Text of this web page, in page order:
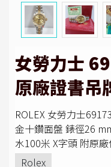
女勞力士
原廠證書吊
ROLEX 女勞力士
金十鑽面盤 錶徑26
水100米 X字頭 附原
Rolex